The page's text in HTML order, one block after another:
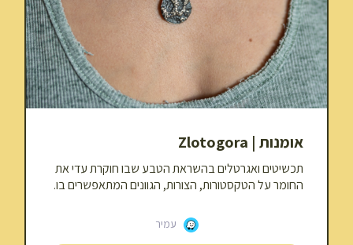
אומנות | Zlotogora
תכשיטים ואגרטלים בהשראת הטבע שבו חוקרת עדי את
החומר על הטקסטורות, הצורות, הגוונים המתאפשרים בו.
עמיר